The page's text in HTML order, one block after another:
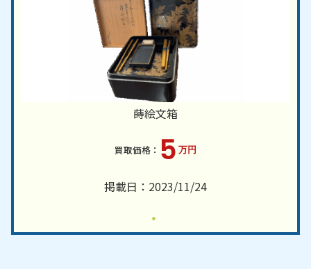
蒔絵文箱
5 万円
掲載日：2023/11/24